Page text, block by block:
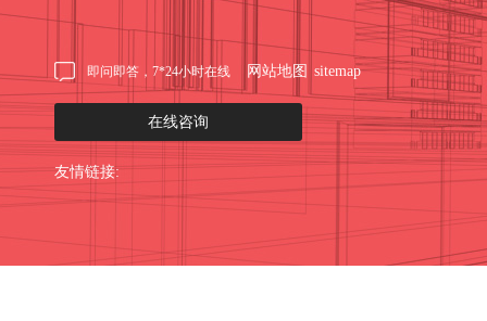
即问即答，7*24小时在线 网站地图 sitemap
在线咨询
友情链接: